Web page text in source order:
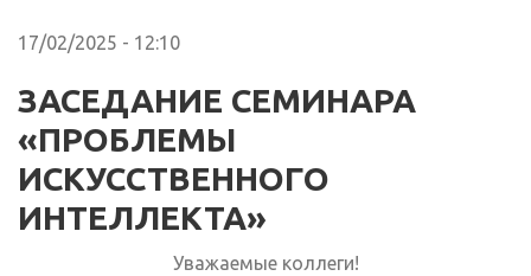
17/02/2025 - 12:10
ЗАСЕДАНИЕ СЕМИНАРА
«ПРОБЛЕМЫ
ИСКУССТВЕННОГО
ИНТЕЛЛЕКТА»
Уважаемые коллеги!